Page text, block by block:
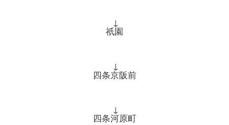
↓
祇園
↓
四条京阪前
↓
四条河原町